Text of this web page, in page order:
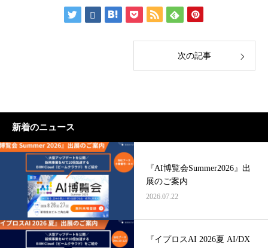
次の記事
新着のニュース
『AI博覧会Summer2026』出
展のご案内
2026.07.22
『イプロスAI 2026夏 AI/DX